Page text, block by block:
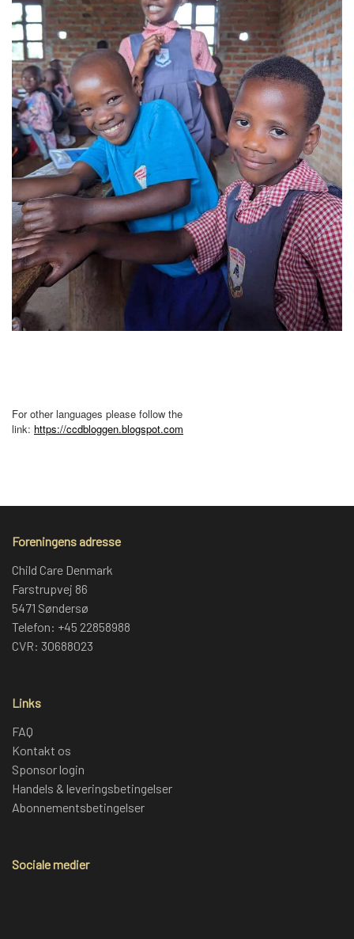
For other languages please follow the
link: https://ccdbloggen.blogspot.com
Foreningens adresse
Child Care Denmark
Farstrupvej 86
5471 Søndersø
Telefon: +45 22858988
CVR: 30688023
Links
FAQ
Kontakt os
Sponsor login
Handels & leveringsbetingelser
Abonnementsbetingelser
Sociale medier